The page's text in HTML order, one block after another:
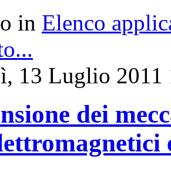
in Elenco
13 Luglio 2011
dei